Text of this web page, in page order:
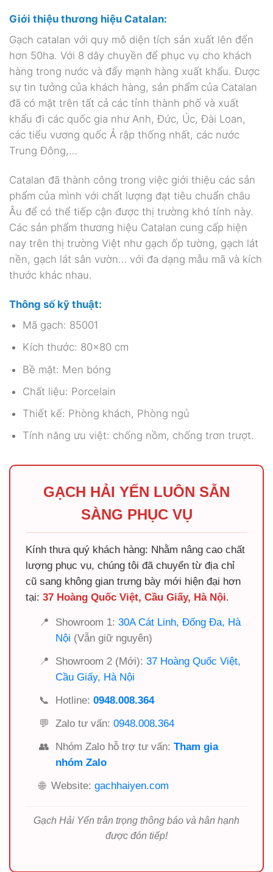
Giới thiệu thương hiệu Catalan:
Gạch catalan với quy mô diện tích sản xuất lên đến
hơn 50ha. Với 8 dây chuyền để phục vụ cho khách
hàng trong nước và đẩy mạnh hàng xuất khẩu. Được
sự tin tưởng của khách hàng, sản phẩm của Catalan
đã có mặt trên tất cả các tỉnh thành phố và xuất
khẩu đi các quốc gia như Anh, Đức, Úc, Đài Loan,
các tiểu vương quốc Ả rập thống nhất, các nước
Trung Đông,…
Catalan đã thành công trong việc giới thiệu các sản
phẩm của mình với chất lượng đạt tiêu chuẩn châu
Âu để có thể tiếp cận được thị trường khó tính này.
Các sản phẩm thương hiệu Catalan cung cấp hiện
nay trên thị trường Việt như gạch ốp tường, gạch lát
nền, gạch lát sân vườn… với đa dạng mẫu mã và kích
thước khác nhau.
Thông số kỹ thuật:
Mã gạch: 85001
Kích thước: 80×80 cm
Bề mặt: Men bóng
Chất liệu: Porcelain
Thiết kế: Phòng khách, Phòng ngủ
Tính năng ưu việt: chống nồm, chống trơn trượt.
GẠCH HẢI YẾN LUÔN SẴN
SÀNG PHỤC VỤ
Kính thưa quý khách hàng: Nhằm nâng cao chất
lượng phục vụ, chúng tôi đã chuyển từ địa chỉ
cũ sang không gian trưng bày mới hiện đại hơn
tại: 37 Hoàng Quốc Việt, Cầu Giấy, Hà Nội.
📍 Showroom 1: 30A Cát Linh, Đống Đa, Hà
Nội (Vẫn giữ nguyên)
📍
Showroom 2 (Mới): 37 Hoàng Quốc Việt,
Cầu Giấy, Hà Nội
📞
Hotline: 0948.008.364
💬
Zalo tư vấn: 0948.008.364
👥
Nhóm Zalo hỗ trợ tư vấn: Tham gia
nhóm Zalo
🌐 Website: gachhaiyen.com
Gạch Hải Yến trân trọng thông báo và hân hạnh
được đón tiếp!